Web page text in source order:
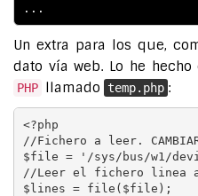
Un extra para los que,
dato vía web. Lo he
PHP llamado temp.php :
<?php
//Fichero a leer.
$file = '/sys/bus/w1/
//Leer el fichero linea
$lines = file($file);